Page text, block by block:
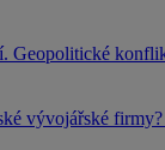
Geopolitické
vývojářské